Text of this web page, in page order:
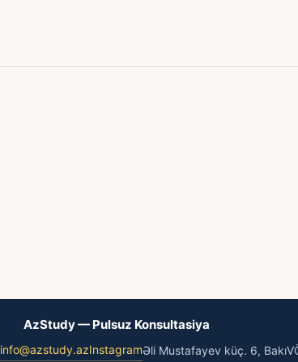
AzStudy — Pulsuz Konsultasiya
info@azstudy.azInstagramƏli Mustafayev küç. 6, Bakı